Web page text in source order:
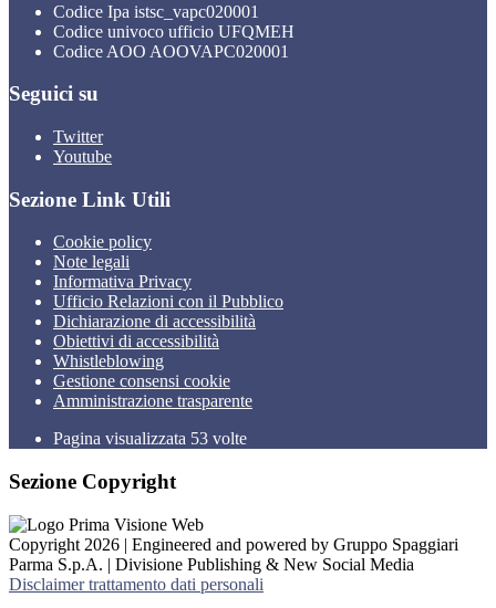
Codice Ipa istsc_vapc020001
Codice univoco ufficio UFQMEH
Codice AOO AOOVAPC020001
Seguici su
Twitter
Youtube
Sezione Link Utili
Cookie policy
Note legali
Informativa Privacy
Ufficio Relazioni con il Pubblico
Dichiarazione di accessibilità
Obiettivi di accessibilità
Whistleblowing
Gestione consensi cookie
Amministrazione trasparente
Pagina visualizzata 53 volte
Sezione Copyright
Copyright 2026 | Engineered and powered by Gruppo Spaggiari
Parma S.p.A. | Divisione Publishing & New Social Media
Disclaimer trattamento dati personali